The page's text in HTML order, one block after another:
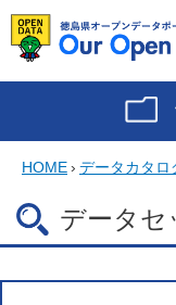
HOME› データカタロ
データセ